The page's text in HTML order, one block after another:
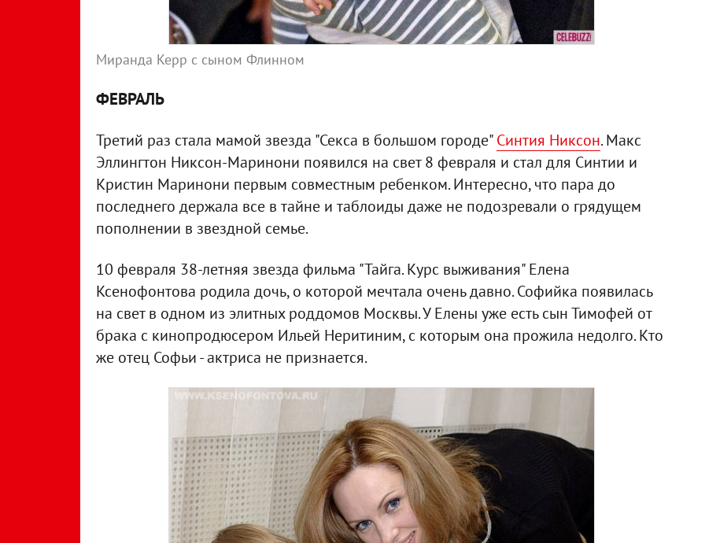
Миранда Керр с сыном Флинном
ФЕВРАЛЬ
Третий раз стала мамой звезда "Секса в большом городе"Синтия Никсон. Макс
Эллингтон Никсон-Маринони появился на свет 8 февраля и стал для Синтии и
Кристин Маринони первым совместным ребенком. Интересно, что пара до
последнего держала все в тайне и таблоиды даже не подозревали о грядущем
пополнении в звездной семье.
10 февраля 38-летняя звезда фильма "Тайга. Курс выживания" Елена
Ксенофонтова родила дочь, о которой мечтала очень давно. Софийка появилась
на свет в одном из элитных роддомов Москвы. У Елены уже есть сын Тимофей от
брака с кинопродюсером Ильей Неритиним, с которым она прожила недолго. Кто
же отец Софьи - актриса не признается.